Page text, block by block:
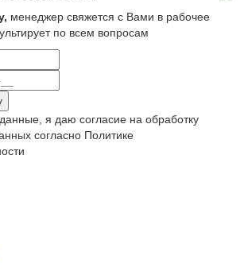
менеджер свяжется с Вами в рабочее
по всем вопросам
я даю согласие на обработку
согласно Политике